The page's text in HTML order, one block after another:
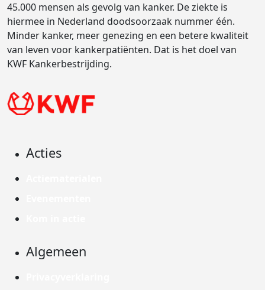
45.000 mensen als gevolg van kanker. De ziekte is
hiermee in Nederland doodsoorzaak nummer één.
Minder kanker, meer genezing en een betere kwaliteit
van leven voor kankerpatiënten. Dat is het doel van
KWF Kankerbestrijding.
Acties
Algemeen